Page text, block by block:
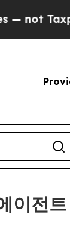
— the
전트